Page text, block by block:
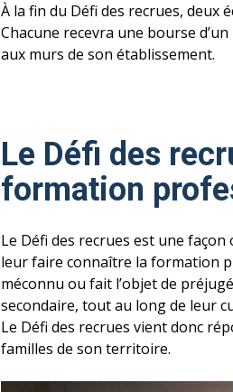
À la fin du Défi des recrues, deux
Chacune recevra une bourse
aux murs de son établissement.
Le Défi des
formation
Le Défi des recrues est une
leur faire connaître la formation
méconnu ou fait l’objet de
secondaire, tout au long de leur
Le Défi des recrues vient donc
familles de son territoire.